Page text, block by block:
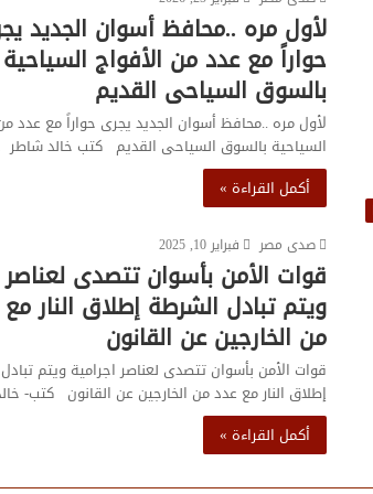
لأول مره ..محافظ أسوان الجديد
حواراً مع عدد من الأفواج السياحية
بالسوق السياحى القديم
لأول مره ..محافظ أسوان الجديد يجرى حواراً مع عدد
السياحية بالسوق السياحى القديم كتب خالد
أكمل القراءة »
صدى مصر
فبراير 10, 2025
قوات الأمن بأسوان تتصدى لعناصر
ويتم تبادل الشرطة إطلاق النار
من الخارجين عن القانون
قوات الأمن بأسوان تتصدى لعناصر اجرامية ويتم
إطلاق النار مع عدد من الخارجين عن القانون كتب-
أكمل القراءة »